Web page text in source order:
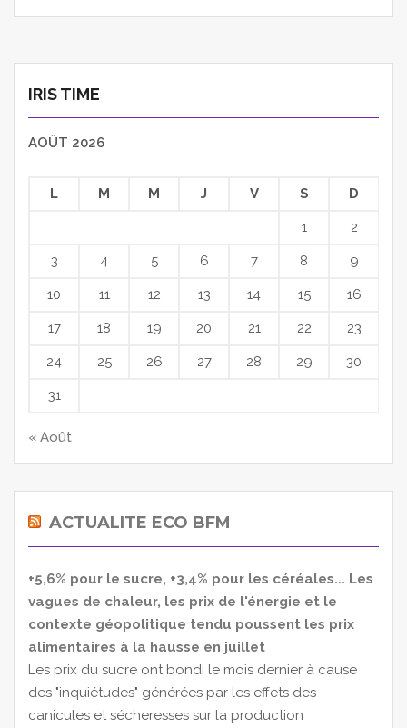
IRIS TIME
AOÛT 2026
L M M J V S D
1 2
3 4 5 6 7 8 9
10 11 12 13 14 15 16
17 18 19 20 21 22 23
24 25 26 27 28 29 30
31
« Août
ACTUALITE ECO BFM
+5,6% pour le sucre, +3,4% pour les céréales... Les
vagues de chaleur, les prix de l'énergie et le
contexte géopolitique tendu poussent les prix
alimentaires à la hausse en juillet
Les prix du sucre ont bondi le mois dernier à cause
des "inquiétudes" générées par les effets des
canicules et sécheresses sur la production